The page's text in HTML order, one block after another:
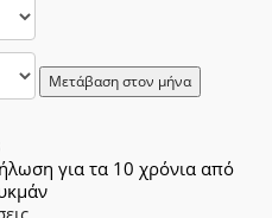
Μετάβαση στον μήνα
για τα 10 χρόνια από